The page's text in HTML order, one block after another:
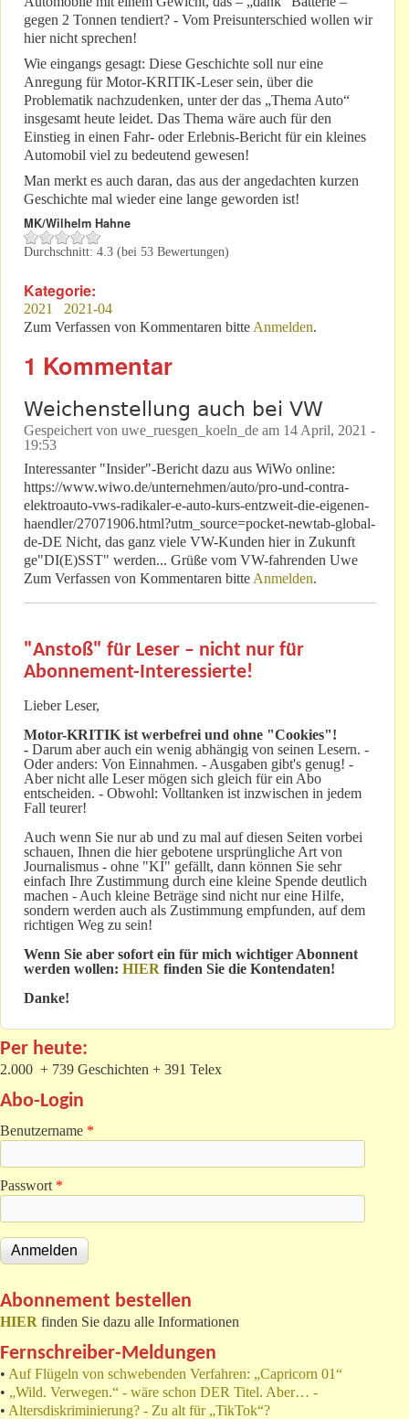
gegen 2 Tonnen tendiert? - Vom Preisunterschied wollen wir
hier nicht sprechen!
Wie eingangs gesagt: Diese Geschichte soll nur eine
Anregung für Motor-KRITIK-Leser sein, über die
Problematik nachzudenken, unter der das „Thema Auto“
insgesamt heute leidet. Das Thema wäre auch für den
Einstieg in einen Fahr- oder Erlebnis-Bericht für ein kleines
Automobil viel zu bedeutend gewesen!
Man merkt es auch daran, das aus der angedachten kurzen
Geschichte mal wieder eine lange geworden ist!
MK/Wilhelm Hahne
Durchschnitt: 4.3 (bei 53 Bewertungen)
Kategorie:
2021
2021-04
Zum Verfassen von Kommentaren bitte Anmelden.
1 Kommentar
Weichenstellung auch bei VW
Gespeichert von uwe_ruesgen_koeln_de am 14 April, 2021 -
19:53
Interessanter "Insider"-Bericht dazu aus WiWo online:
https://www.wiwo.de/unternehmen/auto/pro-und-contra-
elektroauto-vws-radikaler-e-auto-kurs-entzweit-die-eigenen-
haendler/27071906.html?utm_source=pocket-newtab-global-
de-DE Nicht, das ganz viele VW-Kunden hier in Zukunft
ge"DI(E)SST" werden... Grüße vom VW-fahrenden Uwe
Zum Verfassen von Kommentaren bitte Anmelden.
"Anstoß" für Leser – nicht nur für
Abonnement-Interessierte!
Lieber Leser,
Motor-KRITIK ist werbefrei und ohne "Cookies"!
- Darum aber auch ein wenig abhängig von seinen Lesern. -
Oder anders: Von Einnahmen. - Ausgaben gibt's genug! -
Aber nicht alle Leser mögen sich gleich für ein Abo
entscheiden. - Obwohl: Volltanken ist inzwischen in jedem
Fall teurer!
Auch wenn Sie nur ab und zu mal auf diesen Seiten vorbei
schauen, Ihnen die hier gebotene ursprüngliche Art von
Journalismus - ohne "KI" gefällt, dann können Sie sehr
einfach Ihre Zustimmung durch eine kleine Spende deutlich
machen - Auch kleine Beträge sind nicht nur eine Hilfe,
sondern werden auch als Zustimmung empfunden, auf dem
richtigen Weg zu sein!
Wenn Sie aber sofort ein für mich wichtiger Abonnent
werden wollen: HIER finden Sie die Kontendaten!
Danke!
Per heute:
2.000 + 739 Geschichten + 391 Telex
Abo-Login
Benutzername *
Passwort *
Abonnement bestellen
HIER finden Sie dazu alle Informationen
Fernschreiber-Meldungen
• Auf Flügeln von schwebenden Verfahren: „Capricorn 01“
• „Wild. Verwegen.“ - wäre schon DER Titel. Aber… -
• Altersdiskriminierung? - Zu alt für „TikTok“?